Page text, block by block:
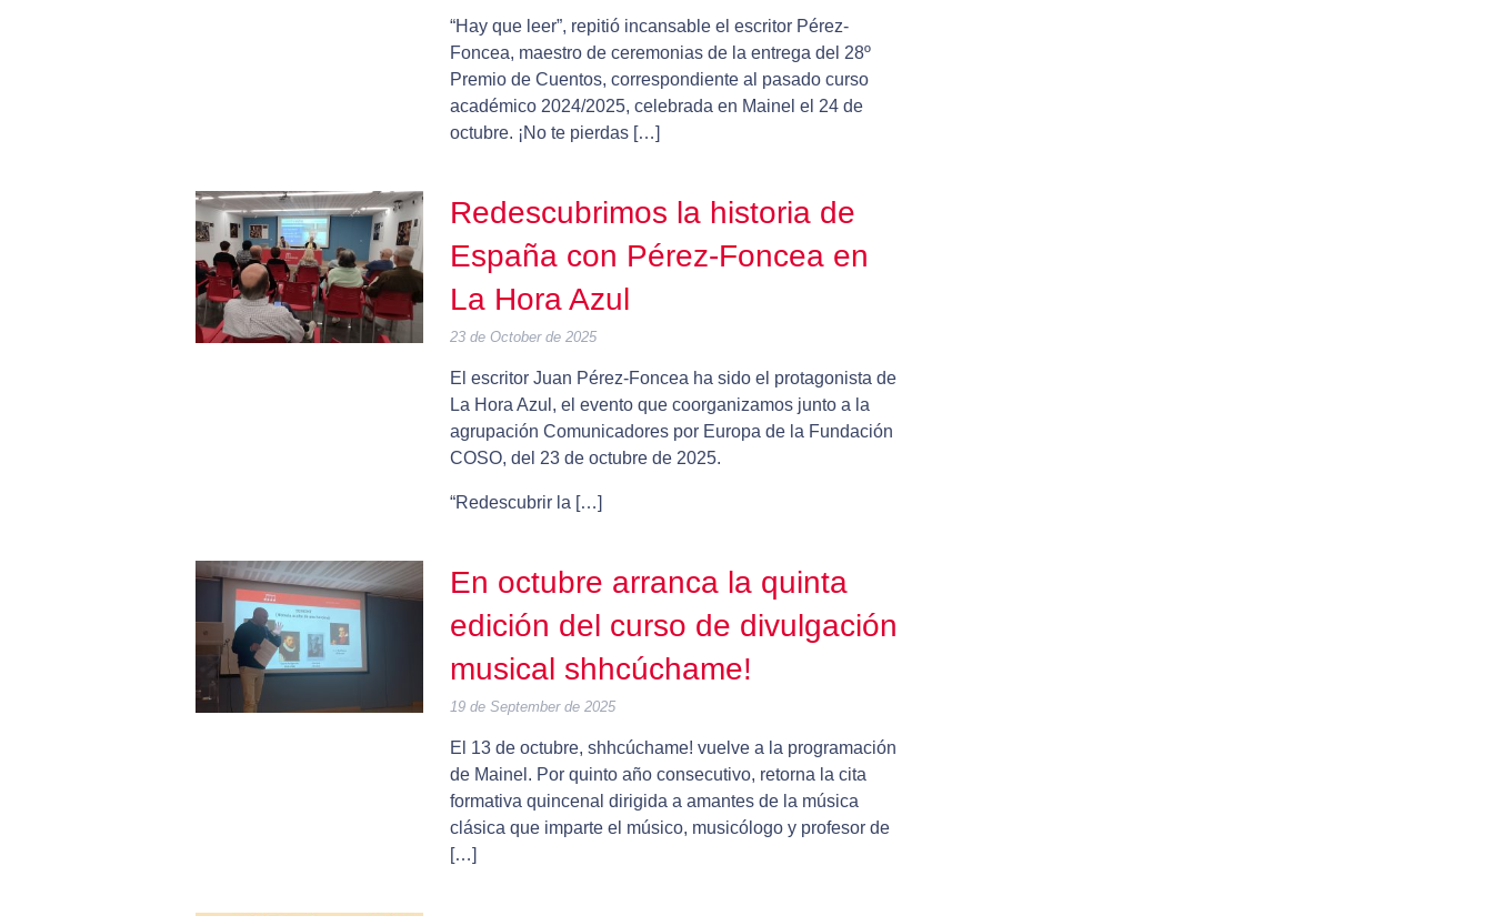
“Hay que leer”, repitió incansable el escritor Pérez-
Foncea, maestro de ceremonias de la entrega del 28º
Premio de Cuentos, correspondiente al pasado curso
académico 2024/2025, celebrada en Mainel el 24 de
octubre. ¡No te pierdas […]
Redescubrimos la historia de
España con Pérez-Foncea en
La Hora Azul
23 de October de 2025
El escritor Juan Pérez-Foncea ha sido el protagonista de
La Hora Azul, el evento que coorganizamos junto a la
agrupación Comunicadores por Europa de la Fundación
COSO, del 23 de octubre de 2025.
“Redescubrir la […]
En octubre arranca la quinta
edición del curso de divulgación
musical shhcúchame!
19 de September de 2025
El 13 de octubre, shhcúchame! vuelve a la programación
de Mainel. Por quinto año consecutivo, retorna la cita
formativa quincenal dirigida a amantes de la música
clásica que imparte el músico, musicólogo y profesor de
[…]